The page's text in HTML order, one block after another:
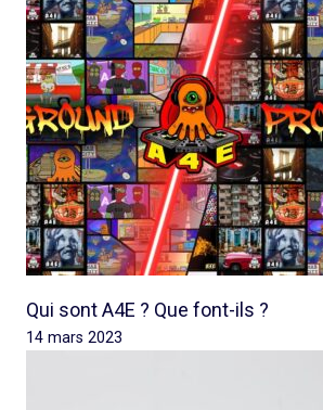
Qui sont A4E ? Que font-ils ?
14 mars 2023